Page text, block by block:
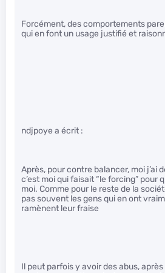
Forcément, des comportements
qui en font un usage justifié et
ndjpoye a écrit :
Après, pour contre balancer, moi j’ai
c’est moi qui faisait “le forcing” pour
moi. Comme pour le reste de la
pas souvent les gens qui en ont
ramènent leur fraise
Il peut parfois y avoir des abus,